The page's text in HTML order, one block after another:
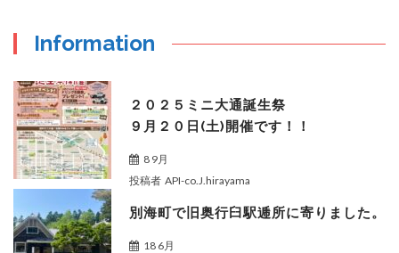
Information
２０２５ミニ大通誕生祭
９月２０日(土)開催です！！
8 9月
投稿者 API-co.J.hirayama
別海町で旧奥行臼駅逓所に寄りました。
18 6月